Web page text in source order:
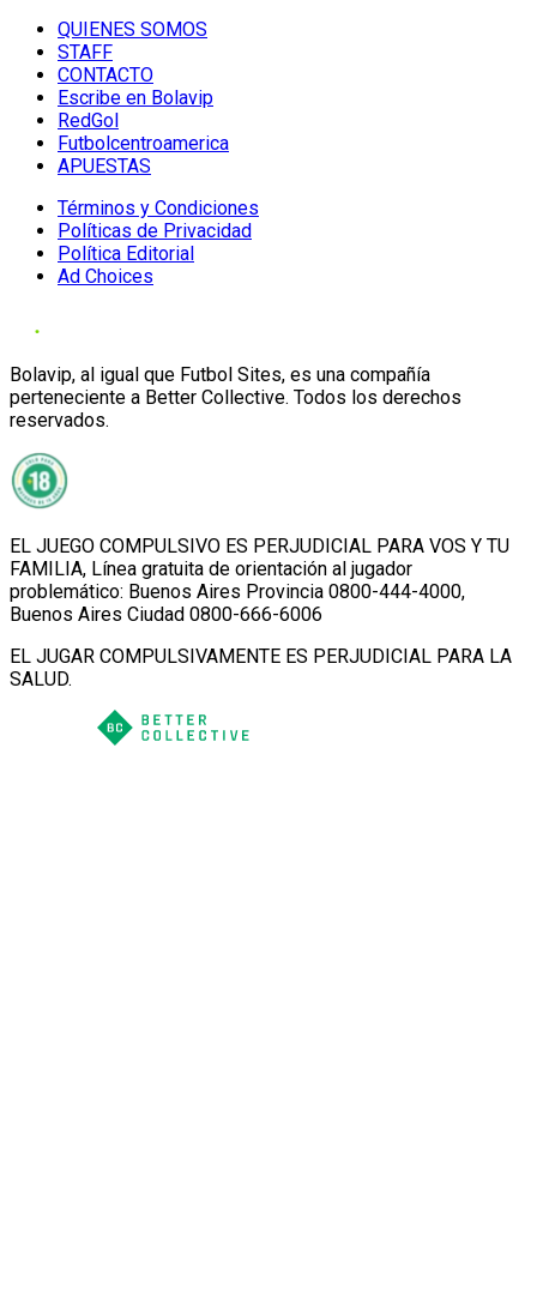
QUIENES SOMOS
STAFF
CONTACTO
Escribe en Bolavip
RedGol
Futbolcentroamerica
APUESTAS
Términos y Condiciones
Políticas de Privacidad
Política Editorial
Ad Choices
Bolavip, al igual que Futbol Sites, es una compañía
perteneciente a Better Collective. Todos los derechos
reservados.
EL JUEGO COMPULSIVO ES PERJUDICIAL PARA VOS Y TU
FAMILIA, Línea gratuita de orientación al jugador
problemático: Buenos Aires Provincia 0800-444-4000,
Buenos Aires Ciudad 0800-666-6006
EL JUGAR COMPULSIVAMENTE ES PERJUDICIAL PARA LA
SALUD.